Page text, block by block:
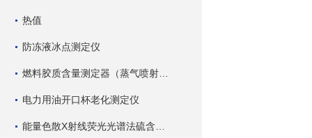
热值
防冻液冰点测定仪
电力用油开口杯老化测定仪